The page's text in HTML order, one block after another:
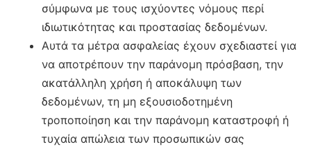
σύμφωνα με τους ισχύοντες νόμους περί
ιδιωτικότητας και προστασίας δεδομένων.
Αυτά τα μέτρα ασφαλείας έχουν σχεδιαστεί για
να αποτρέπουν την παράνομη πρόσβαση, την
ακατάλληλη χρήση ή αποκάλυψη των
δεδομένων, τη μη εξουσιοδοτημένη
τροποποίηση και την παράνομη καταστροφή ή
τυχαία απώλεια των προσωπικών σας